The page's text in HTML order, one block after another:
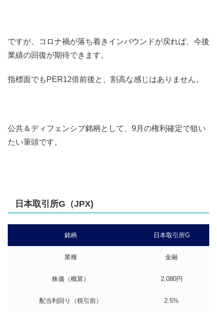
ですが、コロナ禍が落ち着きインバウンドが戻れば、今後
業績の回復が期待できます。
指標面でもPER12倍前後と、割高な感じはありません。
公共＆ディフェンシブ銘柄として、9月の権利確定で狙い
たい筆頭です。
日本取引所G（JPX)
銘柄 日本取引所G
業種 金融
株価（概算） 2,080円
配当利回り（税引前） 2.5%